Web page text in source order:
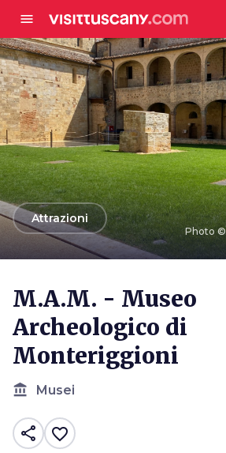
menu
Photo ©
arrow_backAttrazioni
M.A.M. - Museo
Archeologico di
Monteriggioni
account_balance Musei
share favorite_border